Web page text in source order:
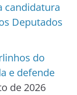
candidatura
Deputados
do
e defende
de 2026